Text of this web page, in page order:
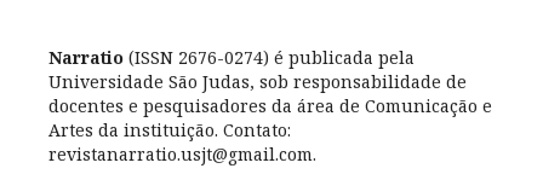
Narratio (ISSN 2676-0274) é publicada pela
Universidade São Judas, sob responsabilidade de
docentes e pesquisadores da área de Comunicação e
Artes da instituição. Contato:
revistanarratio.usjt@gmail.com.